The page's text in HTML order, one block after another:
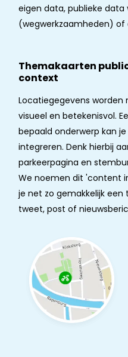
eigen data, publieke data
(wegwerkzaamheden) of
Themakaarten
context
Locatiegegevens
visueel en betekenisvol.
bepaald onderwerp kan
integreren. Denk hierbij
parkeerpagina en
We noemen dit 'content
je net zo gemakkelijk
tweet, post of